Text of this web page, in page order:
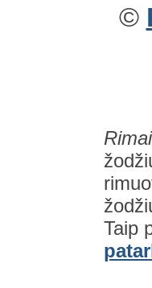
©
Taip